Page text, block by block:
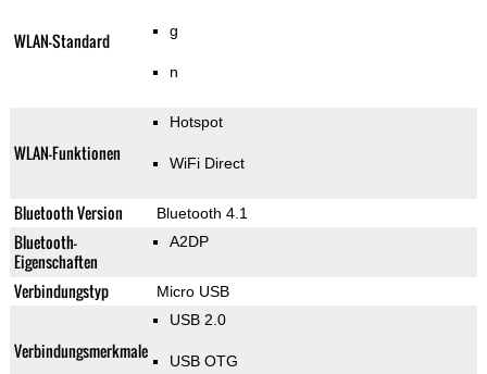
WLAN-Standard g
n
WLAN-Funktionen
Hotspot
WiFi Direct
Bluetooth Version Bluetooth 4.1
Bluetooth-
Eigenschaften
A2DP
Verbindungstyp Micro USB
Verbindungsmerkmale
USB 2.0
USB OTG